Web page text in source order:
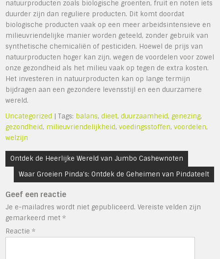
natuurproducten zoals biologische groenten, fruit en noten iets
duurder zijn dan reguliere producten. Dit komt doordat
biologische producten vaak op een meer arbeidsintensieve en
milieuvriendelijke manier worden geteeld, zonder gebruik van
synthetische chemicaliën of pesticiden. Hoewel de prijs van
natuurproducten hoger kan zijn, wegen de voordelen voor zowel
onze gezondheid als het milieu vaak op tegen de extra kosten.
Het investeren in natuurproducten kan op lange termijn
bijdragen aan een gezondere levensstijl en een duurzamere
wereld.
Uncategorized | Tags: balans,dieet,duurzaamheid,genezing,
gezondheid, milieuvriendelijkheid,voedingsstoffen,voordelen,
welzijn
Bericht
navigatie
Ontdek de Heerlijke Wereld van Jumbo Cashewnoten
Waar Groeien Pinda’s: Ontdek de Geheimen van Pindateelt
Geef een reactie
Je e-mailadres wordt niet gepubliceerd. Vereiste velden zijn
gemarkeerd met*
Reactie*